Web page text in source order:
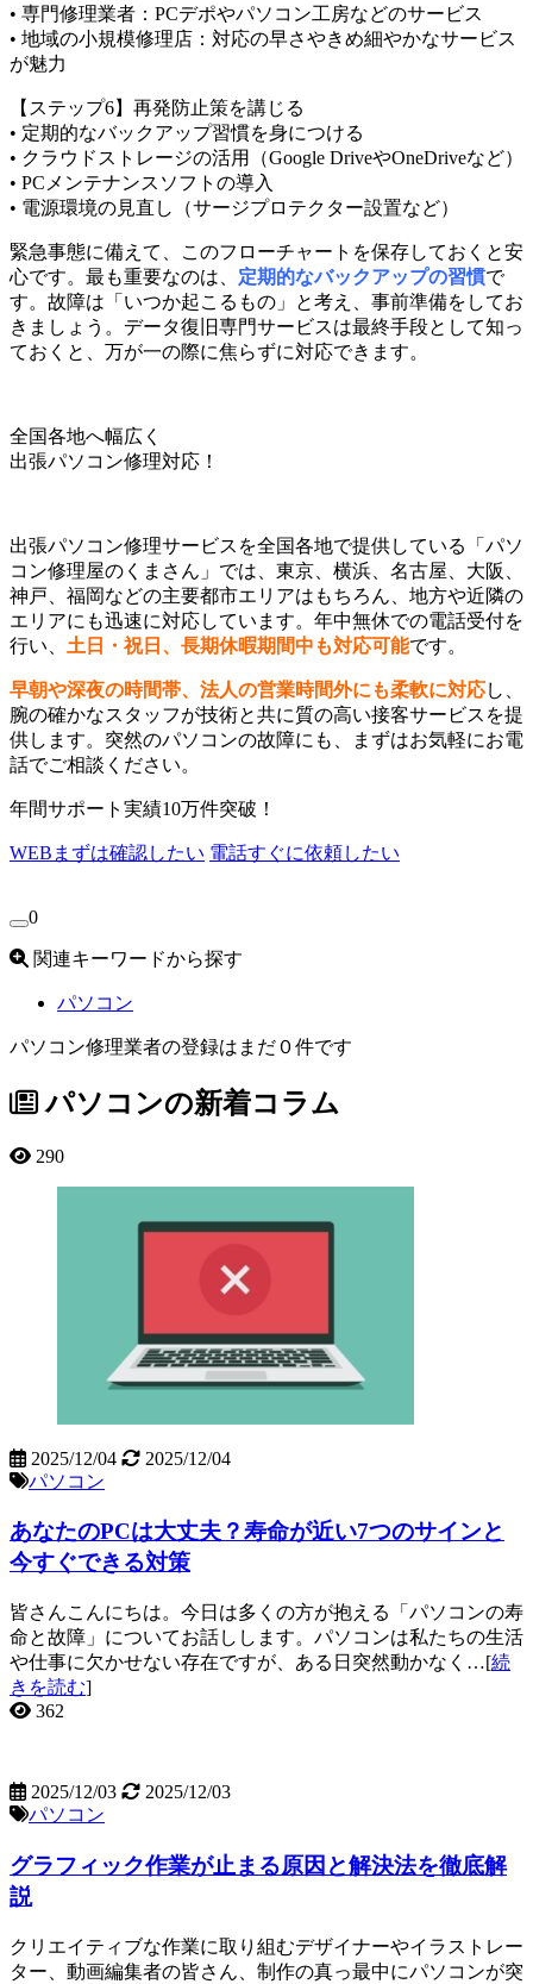
• 専門修理業者：PCデポやパソコン工房などのサービス
• 地域の小規模修理店：対応の早さやきめ細やかなサービス
が魅力
【ステップ6】再発防止策を講じる
• 定期的なバックアップ習慣を身につける
• クラウドストレージの活用（Google DriveやOneDriveなど）
• PCメンテナンスソフトの導入
• 電源環境の見直し（サージプロテクター設置など）
緊急事態に備えて、このフローチャートを保存しておくと安
心です。最も重要なのは、 定期的なバックアップの習慣で
す。故障は「いつか起こるもの」と考え、事前準備をしてお
きましょう。データ復旧専門サービスは最終手段として知っ
ておくと、万が一の際に焦らずに対応できます。
全国各地へ幅広く
出張パソコン修理対応！
出張パソコン修理サービスを全国各地で提供している「パソ
コン修理屋のくまさん」では、東京、横浜、名古屋、大阪、
神戸、福岡などの主要都市エリアはもちろん、地方や近隣の
エリアにも迅速に対応しています。年中無休での電話受付を
行い、 土日・祝日、長期休暇期間中も対応可能です。
早朝や深夜の時間帯、法人の営業時間外にも柔軟に対応し、
腕の確かなスタッフが技術と共に質の高い接客サービスを提
供します。突然のパソコンの故障にも、まずはお気軽にお電
話でご相談ください。
年間サポート実績10万件突破！
WEB まずは確認したい 電話すぐに依頼したい
0
関連キーワードから探す
パソコン
パソコン修理業者の登録はまだ０件です
パソコンの新着コラム
290
2025/12/04
2025/12/04
パソコン
あなたのPCは大丈夫？寿命が近い7つのサインと
今すぐできる対策
皆さんこんにちは。今日は多くの方が抱える「パソコンの寿
命と故障」についてお話しします。パソコンは私たちの生活
や仕事に欠かせない存在ですが、ある日突然動かなく…[続
きを読む]
362
2025/12/03
2025/12/03
パソコン
グラフィック作業が止まる原因と解決法を徹底解
説
クリエイティブな作業に取り組むデザイナーやイラストレー
ター、動画編集者の皆さん、制作の真っ最中にパソコンが突